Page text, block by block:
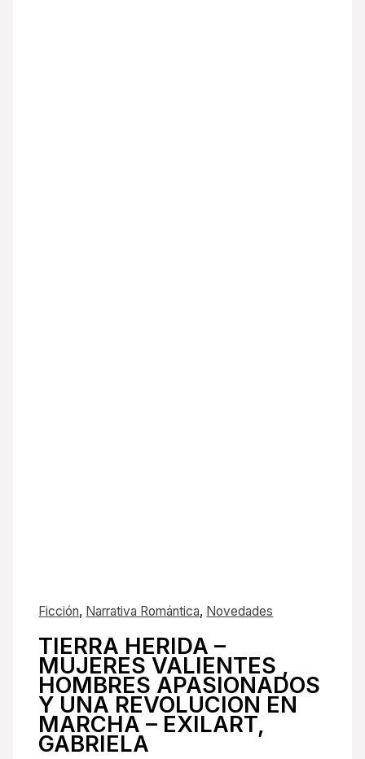
Ficción, Narrativa Romántica, Novedades
TIERRA HERIDA –
MUJERES VALIENTES ,
HOMBRES APASIONADOS
Y UNA REVOLUCION EN
MARCHA – EXILART,
GABRIELA